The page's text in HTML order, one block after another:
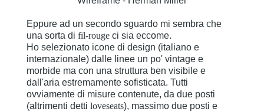
Eppure ad un secondo sguardo mi sembra che
una sorta di fil-rouge ci sia eccome.
Ho selezionato icone di design (italiano e
internazionale) dalle linee un po' vintage e
morbide ma con una struttura ben visibile e
dall'aria estremamente sofisticata. Tutti
ovviamente di misure contenute, da due posti
(altrimenti detti loveseats), massimo due posti e